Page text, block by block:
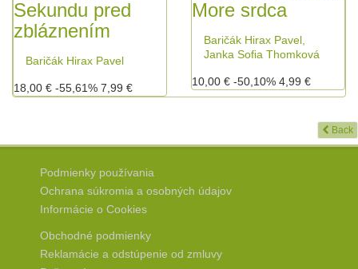
Sekundu pred
zbláznením
Baričák Hirax Pavel
18,00 € -55,61% 7,99 €
More srdca
Baričák Hirax Pavel,
Janka Sofia Thomková
10,00 € -50,10% 4,99 €
Back
Podmienky používania
Ochrana súkromia a osobných údajov
Informácie o Cookies
Obchodné podmienky
Reklamácie a odstúpenie od zmluvy